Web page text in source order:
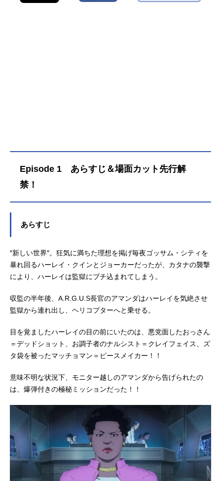
Episode 1 あらすじ＆場面カット先行解
禁！
あらすじ
″新しい世界″。狂気に満ちた理想を掲げ毎夜ゴッサム・シティを
暴れ回るハーレイ・クインとジョーカーだったが、カタナの襲撃
により、ハーレイは監獄にブチ込まれてしまう。
収監の半年後、A.R.G.U.S長官のアマンダはハーレイを気絶させ
監獄から連れ出し、ヘリコプターへと乗せる。
目を覚ましたハーレイの目の前にいたのは、悪党面したおっさん
＝デッドショット、お調子者のナルシスト＝クレイフェイス、ズ
タ袋を被ったマッチョマン＝ピースメイカー！！
意味不明な状況下、モニター越しのアマンダから告げられたの
は、爆弾付きの極秘ミッションだった！！